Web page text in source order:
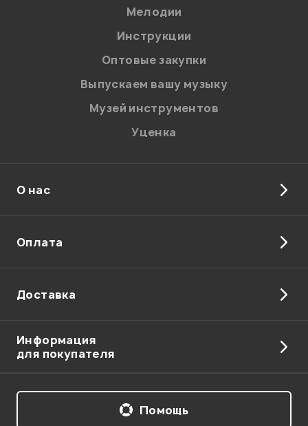
персональных данных.
Введите проверочное число:
Мелодии
Инструкции
Оптовые закупки
Выпускаем вашу музыку
Музей инструментов
Уценка
О нас
Оплата
Доставка
Информация
для покупателя
Помощь